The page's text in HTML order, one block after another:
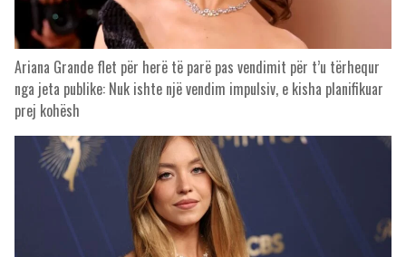
Ariana Grande flet për herë të parë pas vendimit për t’u tërhequr
nga jeta publike: Nuk ishte një vendim impulsiv, e kisha planifikuar
prej kohësh